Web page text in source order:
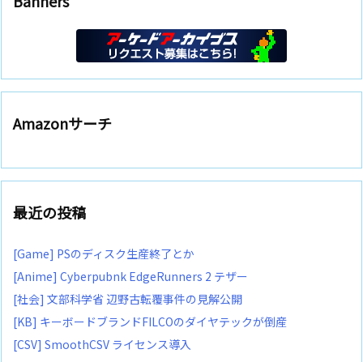
Amazonサーチ
最近の投稿
[Game] PSのディスク生産終了とか
[Anime] Cyberpubnk EdgeRunners 2 テザー
[社会] 文部科学省 辺野古転覆事件の見解公開
[KB] キーボードブランドFILCOのダイヤテックが倒産
[CSV] SmoothCSV ライセンス導入